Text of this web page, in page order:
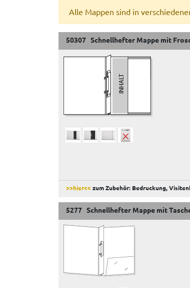
Alle Mappen sind in
50307 Schnellhefter Mappe mit
>>hier<<zum Zubehör: Bedruckung,
5277 Schnellhefter Mappe mit